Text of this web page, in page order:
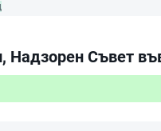
Надзорен Съвет